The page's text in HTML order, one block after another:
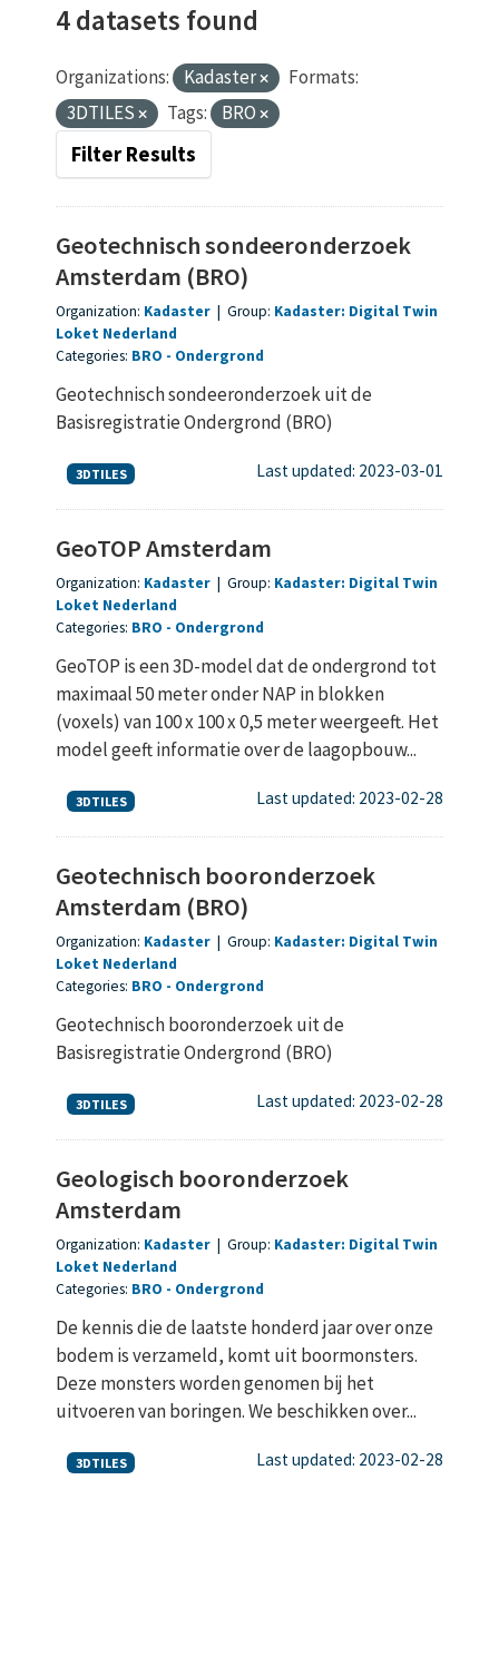
4 datasets found
Organizations: Kadaster
Formats:
3DTILES
Tags: BRO
Filter Results
Geotechnisch sondeeronderzoek
Amsterdam (BRO)
Organization: Kadaster | Group: Kadaster: Digital Twin
Loket Nederland
Categories: BRO Ondergrond
Geotechnisch sondeeronderzoek uit de
Basisregistratie Ondergrond (BRO)
3DTILES Last updated: 2023-03-01
GeoTOP Amsterdam
Organization: Kadaster | Group: Kadaster: Digital Twin
Loket Nederland
Categories: BRO Ondergrond
GeoTOP is een 3D-model dat de ondergrond tot
maximaal 50 meter onder NAP in blokken
(voxels) van 100 x 100 x 0,5 meter weergeeft. Het
model geeft informatie over de laagopbouw...
3DTILES Last updated: 2023-02-28
Geotechnisch booronderzoek
Amsterdam (BRO)
Organization: Kadaster | Group: Kadaster: Digital Twin
Loket Nederland
Categories: BRO Ondergrond
Geotechnisch booronderzoek uit de
Basisregistratie Ondergrond (BRO)
3DTILES Last updated: 2023-02-28
Geologisch booronderzoek
Amsterdam
Organization: Kadaster | Group: Kadaster: Digital Twin
Loket Nederland
Categories: BRO Ondergrond
De kennis die de laatste honderd jaar over onze
bodem is verzameld, komt uit boormonsters.
Deze monsters worden genomen bij het
uitvoeren van boringen. We beschikken over...
3DTILES Last updated: 2023-02-28